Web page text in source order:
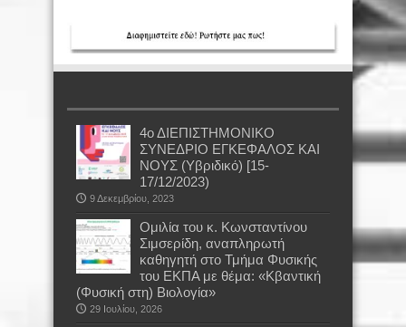
4ο ΔΙΕΠΙΣΤΗΜΟΝΙΚΟ
ΣΥΝΕΔΡΙΟ ΕΓΚΕΦΑΛΟΣ ΚΑΙ
ΝΟΥΣ (Υβριδικό) [15-
17/12/2023)
9 Δεκεμβρίου, 2023
Oμιλία του κ. Κωνσταντίνου
Σιμσερίδη, αναπληρωτή
καθηγητή στο Τμήμα Φυσικής
του ΕΚΠΑ με θέμα: «Κβαντική
(Φυσική στη) Βιολογία»
29 Ιουλίου, 2026